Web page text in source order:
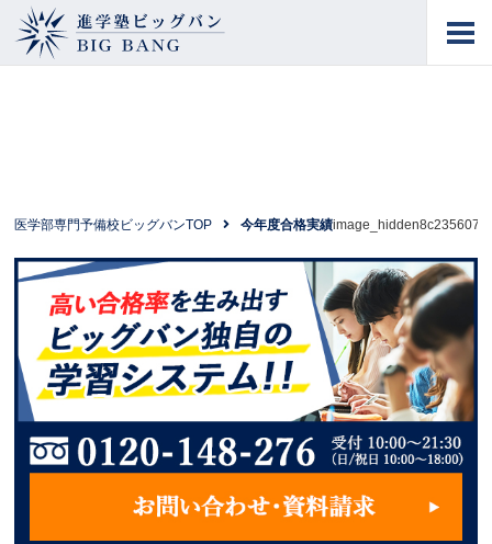
医学部専門予備校ビッグバンTOP 今年度合格実績